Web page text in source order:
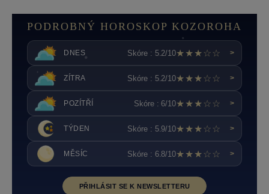
PODROBNÝ HOROSKOP KOZOROHA
DNES Skóre : 5.2/10★★★☆☆ >
ZÍTRA Skóre : 5.2/10★★★☆☆ >
POZÍTŘÍ Skóre : 6/10★★★☆☆ >
TÝDEN Skóre : 5.9/10★★★☆☆ >
MĚSÍC Skóre : 6.8/10★★★☆☆ >
PŘIHLÁSIT SE K NEWSLETTERU